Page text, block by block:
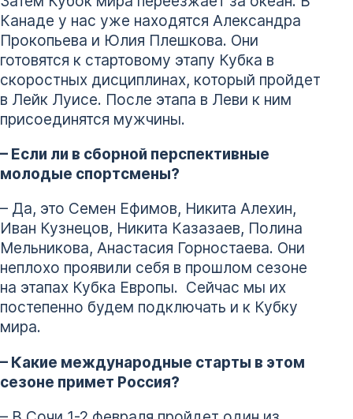
Канаде у нас уже находятся Александра
Прокопьева и Юлия Плешкова. Они
готовятся к стартовому этапу Кубка в
скоростных дисциплинах, который пройдет
в Лейк Луисе. После этапа в Леви к ним
присоединятся мужчины.
– Если ли в сборной перспективные
молодые спортсмены?
– Да, это Семен Ефимов, Никита Алехин,
Иван Кузнецов, Никита Казазаев, Полина
Мельникова, Анастасия Горностаева. Они
неплохо проявили себя в прошлом сезоне
на этапах Кубка Европы. Сейчас мы их
постепенно будем подключать и к Кубку
мира.
– Какие международные старты в этом
сезоне примет Россия?